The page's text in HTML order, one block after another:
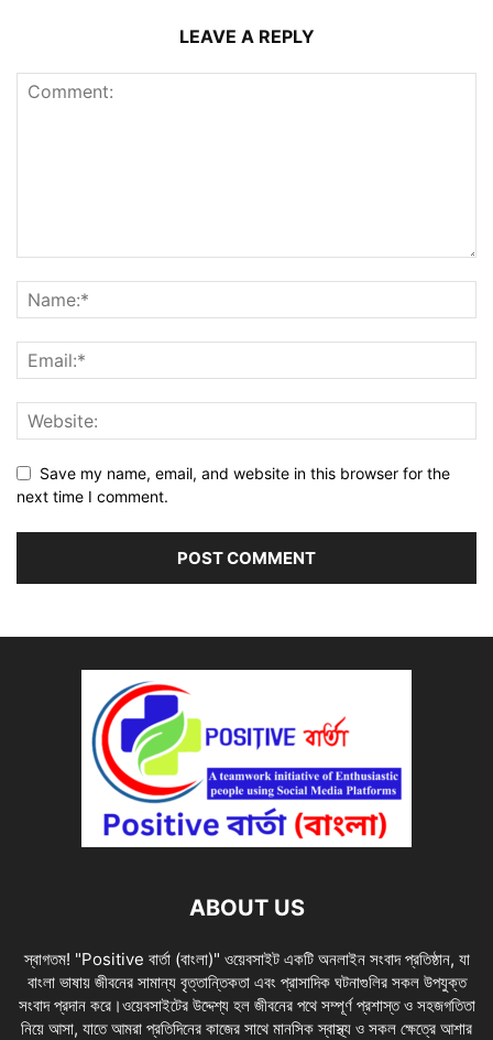
LEAVE A REPLY
Save my name, email, and website in this browser for the
next time I comment.
ABOUT US
স্বাগতম! "Positive বার্তা (বাংলা)" ওয়েবসাইট একটি অনলাইন সংবাদ প্রতিষ্ঠান, যা
বাংলা ভাষায় জীবনের সামান্য বৃত্তান্তিকতা এবং প্রাসাদিক ঘটনাগুলির সকল উপযুক্ত
সংবাদ প্রদান করে।ওয়েবসাইটের উদ্দেশ্য হল জীবনের পথে সম্পূর্ণ প্রশাস্ত ও সহজগতিতা
নিয়ে আসা, যাতে আমরা প্রতিদিনের কাজের সাথে মানসিক স্বাস্থ্য ও সকল ক্ষেত্রে আশার